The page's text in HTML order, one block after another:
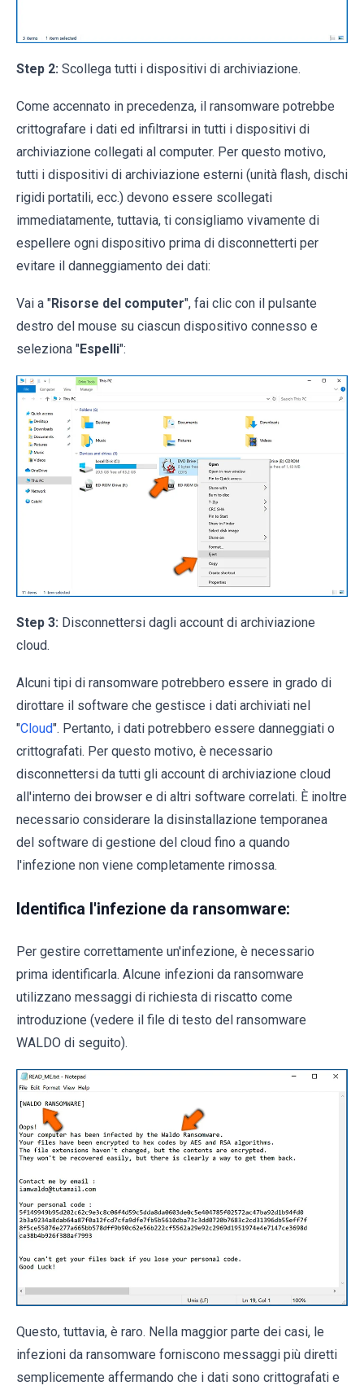
Step 2: Scollega tutti i dispositivi di archiviazione.
Come accennato in precedenza, il ransomware potrebbe
crittografare i dati ed infiltrarsi in tutti i dispositivi di
archiviazione collegati al computer. Per questo motivo,
tutti i dispositivi di archiviazione esterni (unità flash, dischi
rigidi portatili, ecc.) devono essere scollegati
immediatamente, tuttavia, ti consigliamo vivamente di
espellere ogni dispositivo prima di disconnetterti per
evitare il danneggiamento dei dati:
Vai a "Risorse del computer", fai clic con il pulsante
destro del mouse su ciascun dispositivo connesso e
seleziona "Espelli":
Step 3: Disconnettersi dagli account di archiviazione
cloud.
Alcuni tipi di ransomware potrebbero essere in grado di
dirottare il software che gestisce i dati archiviati nel
"Cloud". Pertanto, i dati potrebbero essere danneggiati o
crittografati. Per questo motivo, è necessario
disconnettersi da tutti gli account di archiviazione cloud
all'interno dei browser e di altri software correlati. È inoltre
necessario considerare la disinstallazione temporanea
del software di gestione del cloud fino a quando
l'infezione non viene completamente rimossa.
Identifica l'infezione da ransomware:
Per gestire correttamente un'infezione, è necessario
prima identificarla. Alcune infezioni da ransomware
utilizzano messaggi di richiesta di riscatto come
introduzione (vedere il file di testo del ransomware
WALDO di seguito).
Questo, tuttavia, è raro. Nella maggior parte dei casi, le
infezioni da ransomware forniscono messaggi più diretti
semplicemente affermando che i dati sono crittografati e